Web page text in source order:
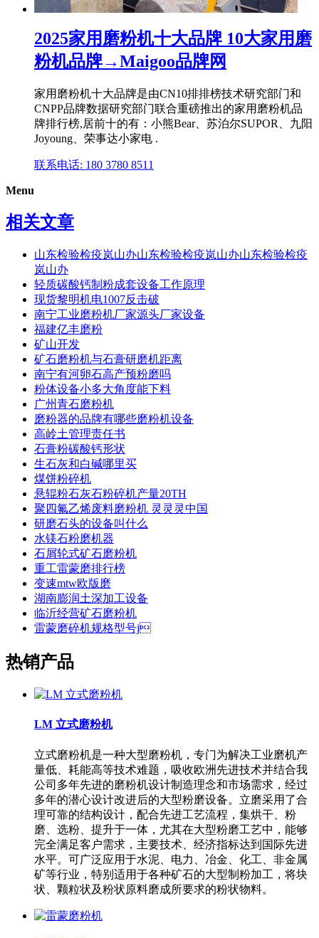
2025家用磨粉机十大品牌 10大家用磨
粉机品牌→Maigoo品牌网
家用磨粉机十大品牌是由CN10排排榜技术研究部门和
CNPP品牌数据研究部门联合重磅推出的家用磨粉机品
牌排行榜,居前十的有：小熊Bear、苏泊尔SUPOR、九阳
Joyoung、荣事达小家电 .
联系电话: 180 3780 8511
Menu
相关文章
山东检验检疫岚山办山东检验检疫岚山办山东检验检疫
岚山办
轻质碳酸钙制粉成套设备工作原理
现货黎明机电1007反击破
南宁工业磨粉机厂家源头厂家设备
福建亿丰磨粉
矿山开发
矿石磨粉机与石膏研磨机距离
南宁有河卵石高产预粉磨吗
粉体设备小多大角度能下料
广州青石磨粉机
磨粉器的品牌有哪些磨粉机设备
高岭土管理责任书
石膏粉碳酸钙形状
生石灰和白碱哪里买
煤饼粉碎机
悬辊粉石灰石粉碎机产量20TH
聚四氟乙烯废料磨粉机 灵灵灵中国
研磨石头的设备叫什么
水镁石粉磨机器
石屑轮式矿石磨粉机
重工雷蒙磨排行榜
变速mtw欧版磨
湖南膨润土深加工设备
临沂经营矿石磨粉机
雷蒙磨碎机规格型号j
热销产品
LM 立式磨粉机
立式磨粉机是一种大型磨粉机，专门为解决工业磨机产
量低、耗能高等技术难题，吸收欧洲先进技术并结合我
公司多年先进的磨粉机设计制造理念和市场需求，经过
多年的潜心设计改进后的大型粉磨设备。立磨采用了合
理可靠的结构设计，配合先进工艺流程，集烘干、粉
磨、选粉、提升于一体，尤其在大型粉磨工艺中，能够
完全满足客户需求，主要技术、经济指标达到国际先进
水平。可广泛应用于水泥、电力、冶金、化工、非金属
矿等行业，特别适用于各种矿石的大型制粉加工，将块
状、颗粒状及粉状原料磨成所要求的粉状物料。